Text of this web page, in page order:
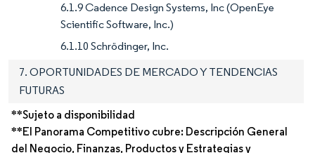
6.1.9 Cadence Design Systems, Inc (OpenEye
Scientific Software, Inc.)
6.1.10 Schrödinger, Inc.
7. OPORTUNIDADES DE MERCADO Y TENDENCIAS
FUTURAS
**Sujeto a disponibilidad
**El Panorama Competitivo cubre: Descripción General
del Negocio, Finanzas, Productos y Estrategias y